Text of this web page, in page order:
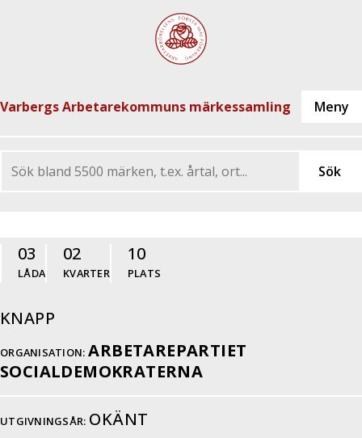
Varbergs Arbetarekommuns märkessamling
03
LÅDA
02
KVARTER
10
PLATS
KNAPP
ORGANISATION: ARBETAREPARTIET
SOCIALDEMOKRATERNA
UTGIVNINGSÅR: OKÄNT